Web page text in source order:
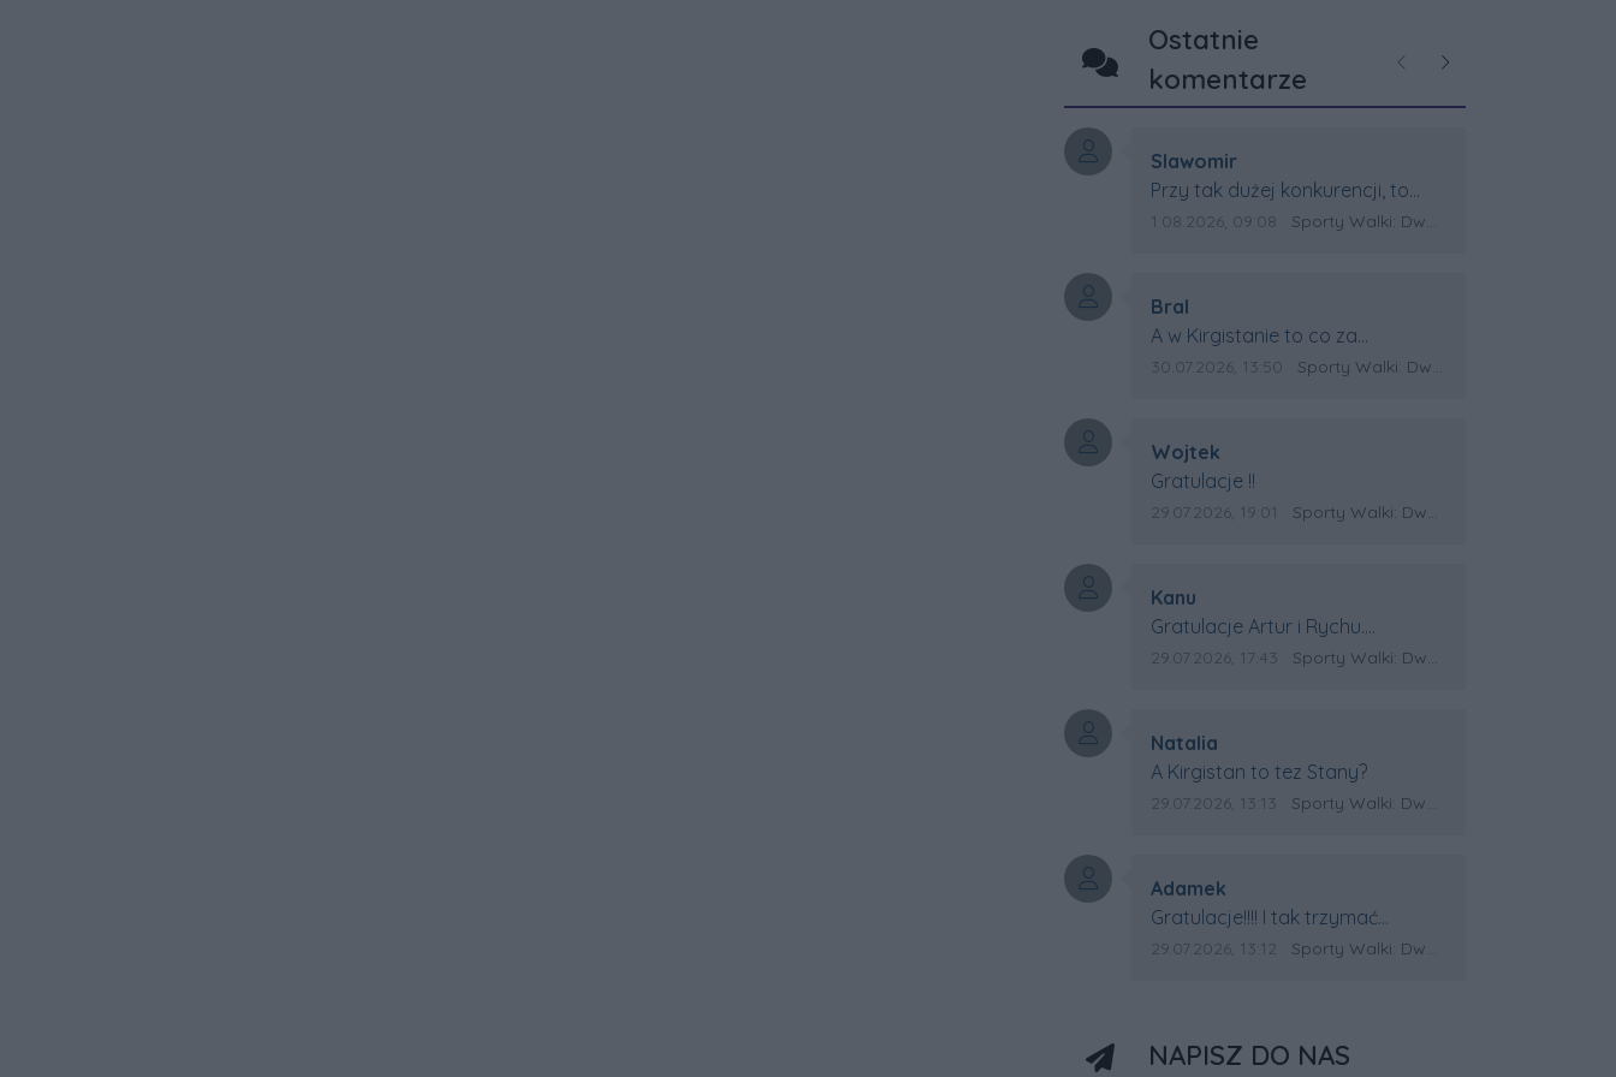
Ostatnie
komentarze
PoprzednieNastępne
Autor komentarza:
Slawomir
Treść komentarza:
Przy tak dużej konkurencji, to
wielki sukces Artura. Gratulacje !
Data dodania komentarza:
1.08.2026, 09:08 Źródło komentarza:
Sporty Walki: Dwa medale za oceanem
Autor komentarza:
Bral
Treść komentarza:
A w Kirgistanie to co za
Mistrzostwa Swiata?
Data dodania komentarza:
30.07.2026, 13:50 Źródło komentarza:
Sporty Walki: Dwa medale za oceanem
Autor komentarza:
Wojtek
Treść komentarza:
Gratulacje !!
Data dodania komentarza:
29.07.2026, 19:01 Źródło komentarza:
Sporty Walki: Dwa medale za oceanem
Autor komentarza:
Kanu
Treść komentarza:
Gratulacje Artur i Rychu.
Powodzenia dla Kirgistanu.
Data dodania komentarza:
29.07.2026, 17:43 Źródło komentarza:
Sporty Walki: Dwa medale za oceanem
Autor komentarza:
Natalia
Treść komentarza:
A Kirgistan to tez Stany?
Data dodania komentarza:
29.07.2026, 13:13 Źródło komentarza:
Sporty Walki: Dwa medale za oceanem
Autor komentarza:
Adamek
Treść komentarza:
Gratulacje!!!! I tak trzymać
Kirgistan czeka na powtórkę z
Data dodania komentarza:
29.07.2026, 13:12 Źródło komentarza:
Sporty Walki: Dwa medale za oceanem
NAPISZ DO NAS